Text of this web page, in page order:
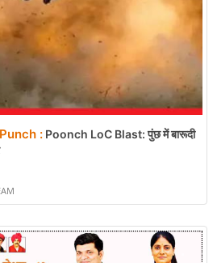
: Poonch LoC Blast: पुंछ में बारूदी